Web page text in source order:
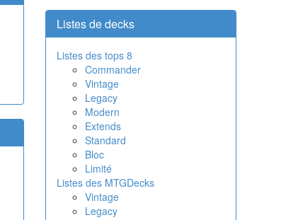
Listes de decks
Listes des tops 8
Commander
Vintage
Legacy
Modern
Extends
Standard
Bloc
Limité
Listes des MTGDecks
Vintage
Legacy